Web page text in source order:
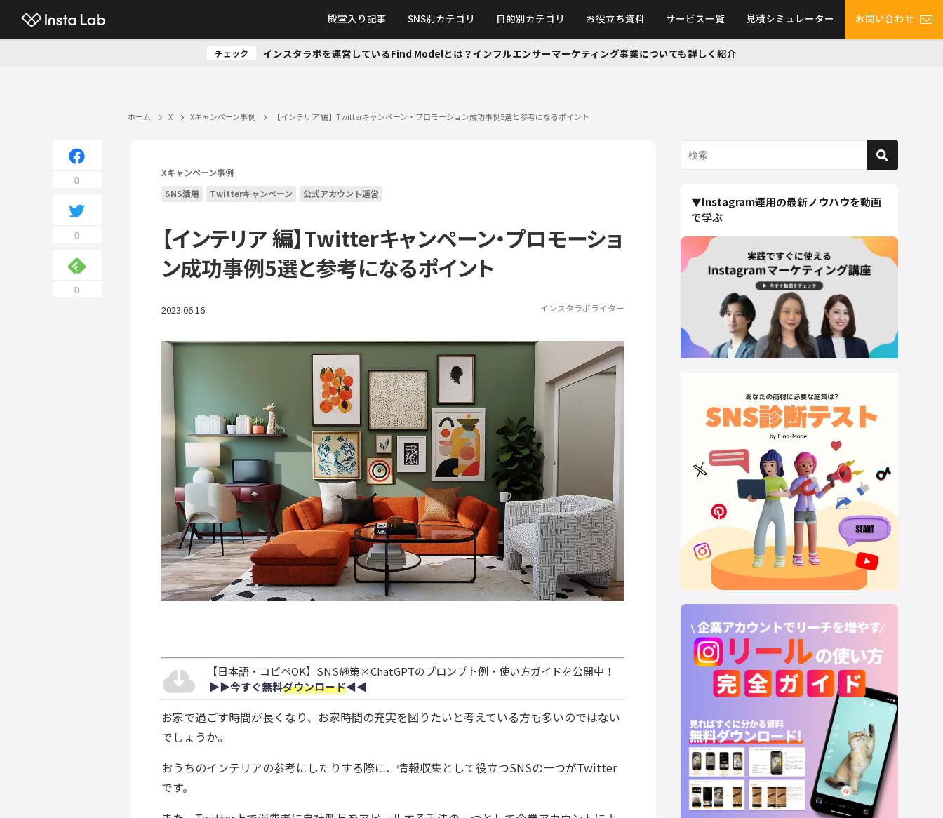
殿堂入り記事 SNS別カテゴリ 目的別カテゴリ お役立ち資料 サービス一覧 見積シミュレーター お問い合わせ
チェック インスタラボを運営しているFind Modelとは？インフルエンサーマーケティング事業についても詳しく紹介
ホーム X Xキャンペーン事例 【インテリア 編】Twitterキャンペーン・プロモーション成功事例5選と参考になるポイント
0
0
0
Xキャンペーン事例
SNS活用
Twitterキャンペーン 公式アカウント運営
【インテリア 編】Twitterキャンペーン・プロモーショ
ン成功事例5選と参考になるポイント
2023.06.16 インスタラボライター
【日本語・コピペOK】SNS施策×ChatGPTのプロンプト例・使い方ガイドを公開中！
▶︎▶︎今すぐ無料ダウンロード◀︎◀︎
お家で過ごす時間が長くなり、お家時間の充実を図りたいと考えている方も多いのではない
でしょうか。
おうちのインテリアの参考にしたりする際に、情報収集として役立つSNSの一つがTwitter
です。
▼Instagram運用の最新ノウハウを動画
で学ぶ